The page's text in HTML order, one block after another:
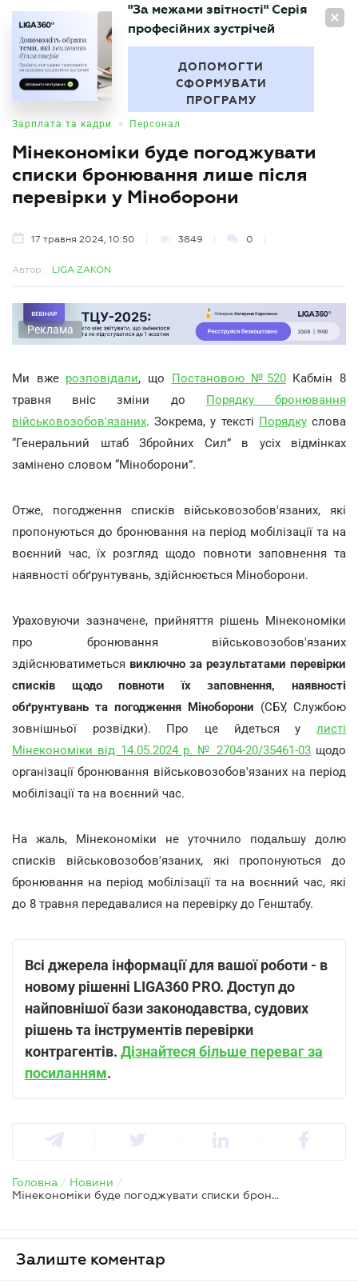
UA
БУХГАЛТЕР
"За межами звітності" Серія
професійних зустрічей
ДОПОМОГТИ
СФОРМУВАТИ
ПРОГРАМУ
Зарплата та кадри • Персонал
Мінекономіки буде погоджувати
списки бронювання лише після
перевірки у Міноборони
17 травня 2024, 10:50 3849 0
Автор: LIGA ZAKON
Реклама
Ми вже розповідали, що Постановою №520Кабмін 8
травня вніс зміни до Порядку бронювання
військовозобов'язаних. Зокрема, у тексті Порядкуслова
“Генеральний штаб Збройних Сил” в усіх відмінках
замінено словом “Міноборони”.
Отже, погодження списків військовозобов'язаних, які
пропонуються до бронювання на період мобілізації та на
воєнний час, їх розгляд щодо повноти заповнення та
наявності обґрунтувань, здійснюється Міноборони.
Ураховуючи зазначене, прийняття рішень Мінекономіки
про бронювання військовозобов'язаних
здійснюватиметься виключно за результатами перевірки
списків щодо повноти їх заповнення, наявності
обґрунтувань та погодження Міноборони (СБУ, Службою
зовнішньої розвідки). Про це йдеться у листі
Мінекономіки від 14.05.2024 р. № 2704-20/35461-03щодо
організації бронювання військовозобов'язаних на період
мобілізації та на воєнний час.
На жаль, Мінекономіки не уточнило подальшу долю
списків військовозобов'язаних, які пропонуються до
бронювання на період мобілізації та на воєнний час, які
до 8 травня передавалися на перевірку до Генштабу.
Всі джерела інформації для вашої роботи - в
новому рішенні LIGA360 PRO. Доступ до
найповнішої бази законодавства, судових
рішень та інструментів перевірки
контрагентів. Дізнайтеся більше переваг за
посиланням.
Головна / Новини /
Мінекономіки буде погоджувати списки бронювання лише після перевірки у Міноборони
Залиште коментар